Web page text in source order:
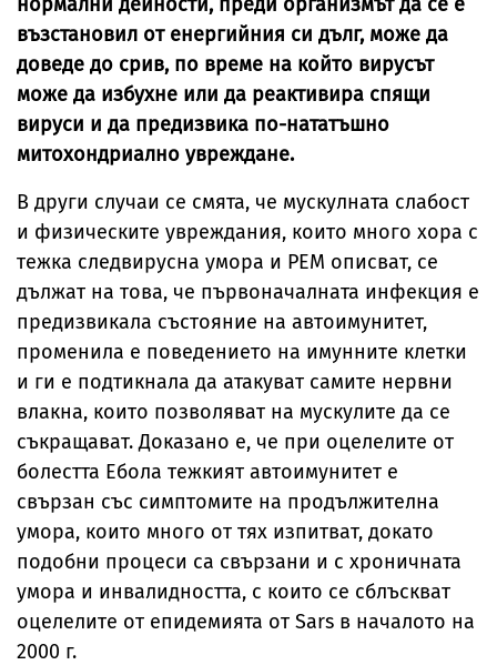
възстановил от енергийния си дълг, може да
доведе до срив, по време на който вирусът
може да избухне или да реактивира спящи
вируси и да предизвика по-нататъшно
митохондриално увреждане.
В други случаи се смята, че мускулната слабост
и физическите увреждания, които много хора с
тежка следвирусна умора и PEM описват, се
дължат на това, че първоначалната инфекция е
предизвикала състояние на автоимунитет,
променила е поведението на имунните клетки
и ги е подтикнала да атакуват самите нервни
влакна, които позволяват на мускулите да се
съкращават. Доказано е, че при оцелелите от
болестта Ебола тежкият автоимунитет е
свързан със симптомите на продължителна
умора, които много от тях изпитват, докато
подобни процеси са свързани и с хроничната
умора и инвалидността, с които се сблъскват
оцелелите от епидемията от Sars в началото на
2000 г.